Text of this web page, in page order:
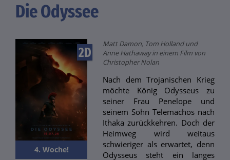
Die Odyssee
2D
4. Woche!
Matt Damon, Tom Holland und
Anne Hathaway in einem Film von
Christopher Nolan
Nach dem Trojanischen Krieg
möchte König Odysseus zu
seiner Frau Penelope und
seinem Sohn Telemachos nach
Ithaka zurückkehren. Doch der
Heimweg wird weitaus
schwieriger als erwartet, denn
Odysseus steht ein langes